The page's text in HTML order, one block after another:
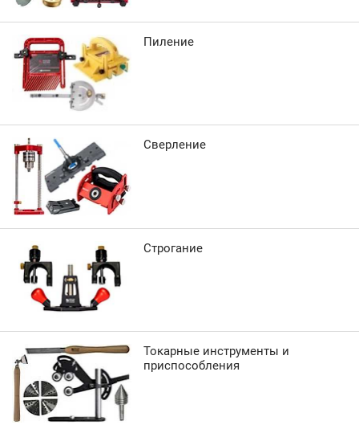
Пиление
Сверление
Строгание
Токарные инструменты и
приспособления